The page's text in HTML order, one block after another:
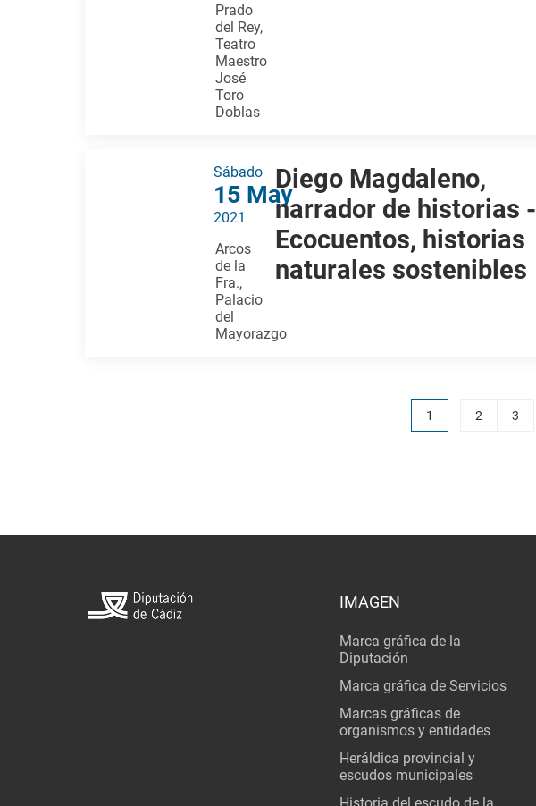
Prado
del Rey,
Teatro
Maestro
José
Toro
Doblas
Sábado
15 May
2021
Arcos
de la
Fra.,
Palacio
del
Mayorazgo
Diego Magdaleno,
narrador de historias -
Ecocuentos, historias
naturales sostenibles
1 2 3
IMAGEN
Marca gráfica de la
Diputación
Marca gráfica de Servicios
Marcas gráficas de
organismos y entidades
Heráldica provincial y
escudos municipales
Historia del escudo de la